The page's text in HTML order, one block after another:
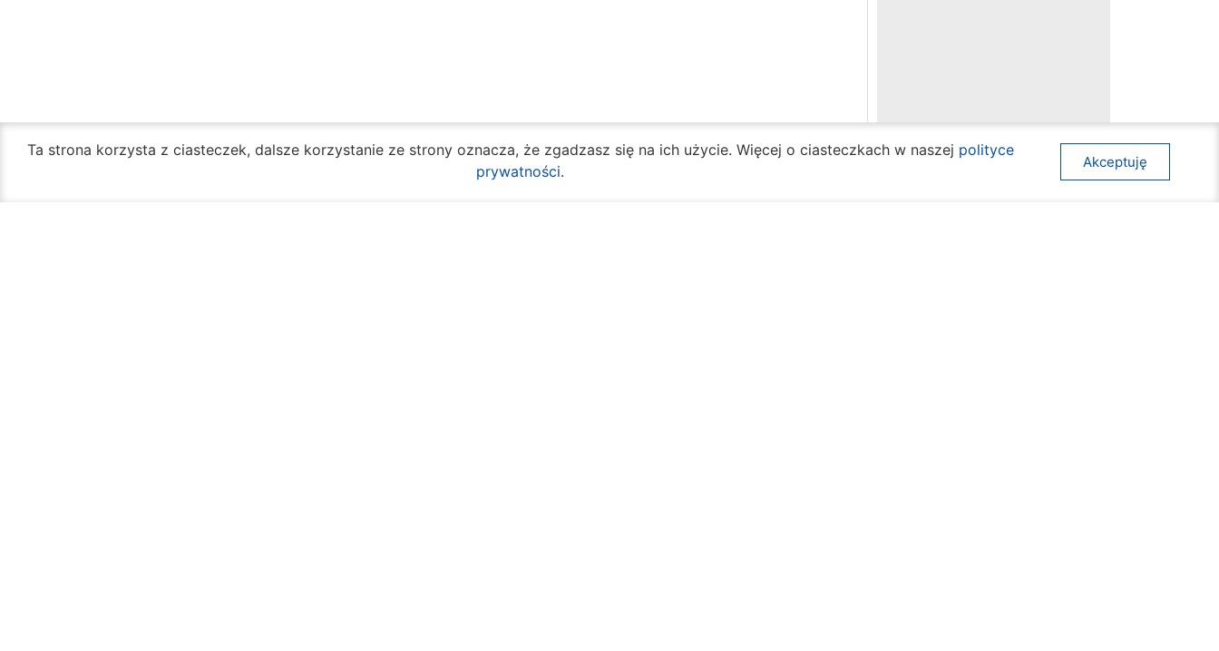
Ta strona korzysta z ciasteczek, dalsze korzystanie ze strony oznacza, że zgadzasz się na ich użycie. Więcej o ciasteczkach w naszej polityce
prywatności. Akceptuję